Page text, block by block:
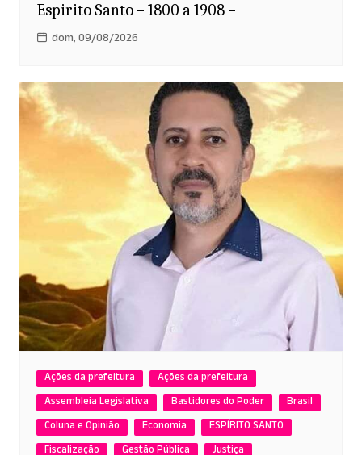
Espirito Santo – 1800 a 1908 –
dom, 09/08/2026
Ações da prefeitura
Ações da prefeitura
Assembleia Legislativa
Bastidores do Poder
Brasil
Coluna e Opinião
Economia
ESPÍRITO SANTO
Fiscalização
Gestão Pública
Justiça